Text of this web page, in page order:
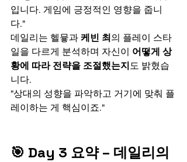
입니다. 게임에 긍정적인 영향을 줍니
다."
데일리는 헬뮿과 케빈 최 의 플레이 스타
일을 다르게 분석하며 자신이 어떻게 상
황에 따라 전략을 조절했는지 도 밝혔습
니다.
"상대의 성향을 파악하고 거기에 맞춰 플
레이하는 게 핵심이죠."
🎯 Day 3 요약 – 데일리의